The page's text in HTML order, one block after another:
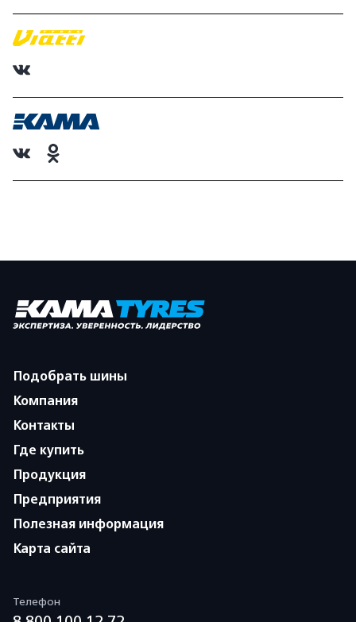
Подобрать шины
Компания
Контакты
Где купить
Продукция
Предприятия
Полезная информация
Карта сайта
Телефон